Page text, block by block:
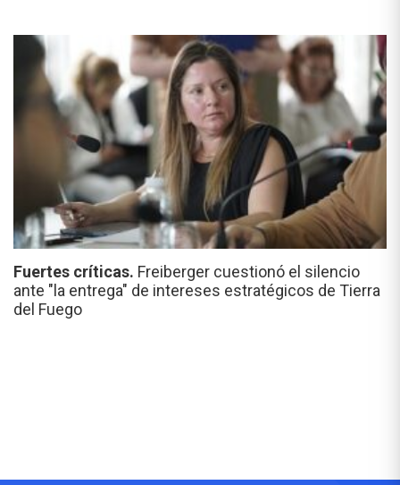
Fuertes críticas. Freiberger cuestionó el silencio
ante "la entrega" de intereses estratégicos de Tierra
del Fuego